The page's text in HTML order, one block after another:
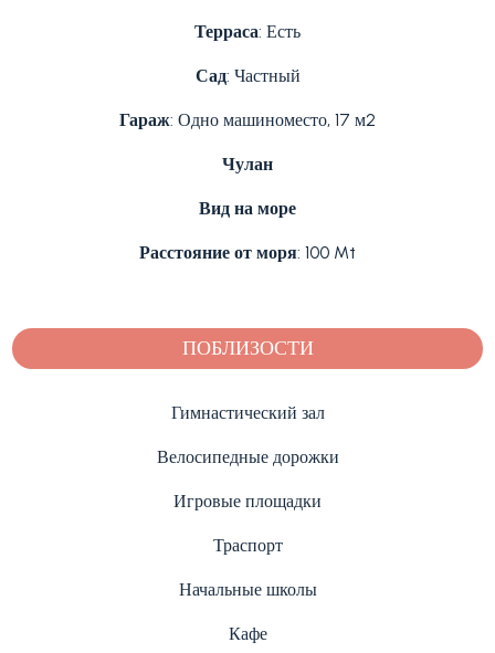
Терраса: Есть
Сад: Частный
Гараж: Одно машиноместо, 17 м2
Чулан
Вид на море
Расстояние от моря: 100 Mt
ПОБЛИЗОСТИ
Гимнастический зал
Велосипедные дорожки
Игровые площадки
Траспорт
Начальные школы
Кафе